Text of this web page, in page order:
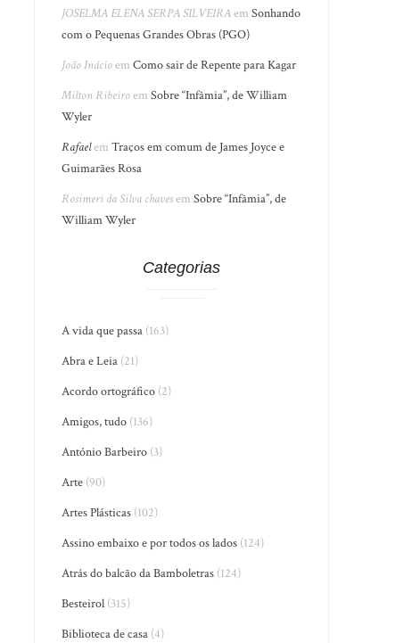
JOSELMA ELENA SERPA SILVEIRAemSonhando
com o Pequenas Grandes Obras (PGO)
João InácioemComo sair de Repente para Kagar
Milton RibeiroemSobre “Infâmia”, de William
Wyler
RafaelemTraços em comum de James Joyce e
Guimarães Rosa
Rosimeri da Silva chavesemSobre “Infâmia”, de
William Wyler
Categorias
A vida que passa (163)
Abra e Leia (21)
Acordo ortográfico (2)
Amigos, tudo (136)
António Barbeiro (3)
Arte (90)
Artes Plásticas (102)
Assino embaixo e por todos os lados (124)
Atrás do balcão da Bamboletras (124)
Besteirol (315)
Biblioteca de casa (4)